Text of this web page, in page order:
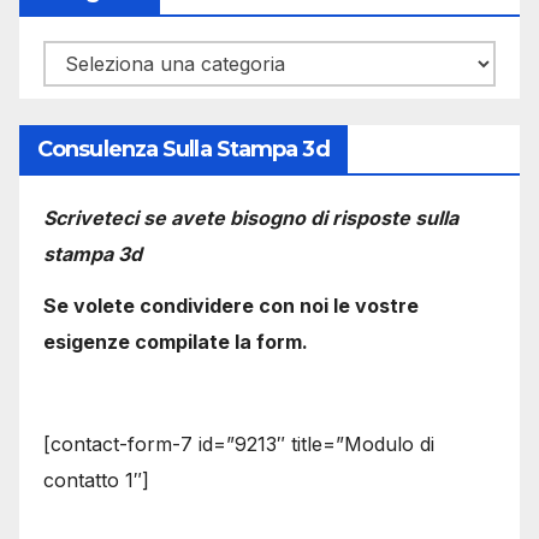
Categorie
Consulenza Sulla Stampa 3d
Scriveteci se avete bisogno di risposte sulla
stampa 3d
Se volete condividere con noi le vostre
esigenze compilate la form.
[contact-form-7 id=”9213″ title=”Modulo di
contatto 1″]